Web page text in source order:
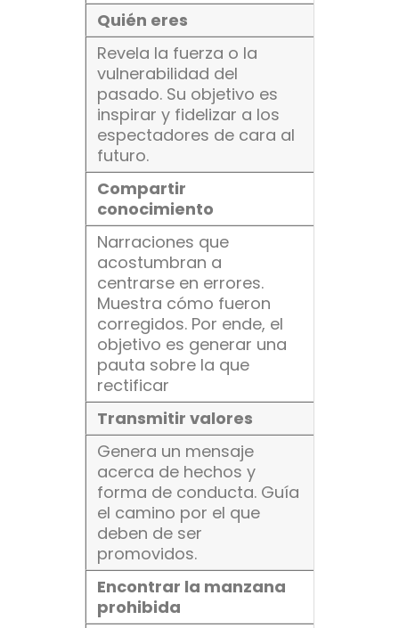
Quién eres
Revela la fuerza o la
vulnerabilidad del
pasado. Su objetivo es
inspirar y fidelizar a los
espectadores de cara al
futuro.
Compartir
conocimiento
Narraciones que
acostumbran a
centrarse en errores.
Muestra cómo fueron
corregidos. Por ende, el
objetivo es generar una
pauta sobre la que
rectificar
Transmitir valores
Genera un mensaje
acerca de hechos y
forma de conducta. Guía
el camino por el que
deben de ser
promovidos.
Encontrar la manzana
prohibida